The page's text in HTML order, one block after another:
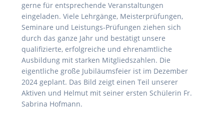
gerne für entsprechende Veranstaltungen
eingeladen. Viele Lehrgänge, Meisterprüfungen,
Seminare und Leistungs-Prüfungen ziehen sich
durch das ganze Jahr und bestätigt unsere
qualifizierte, erfolgreiche und ehrenamtliche
Ausbildung mit starken Mitgliedszahlen. Die
eigentliche große Jubiläumsfeier ist im Dezember
2024 geplant. Das Bild zeigt einen Teil unserer
Aktiven und Helmut mit seiner ersten Schülerin Fr.
Sabrina Hofmann.